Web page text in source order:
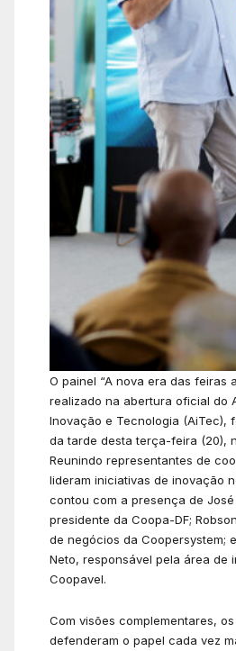
O painel “A nova era das feiras
realizado na abertura oficial do
Inovação e Tecnologia (AiTec),
da tarde desta terça-feira (20),
Reunindo representantes de
lideram iniciativas de inovação
contou com a presença de José
presidente da Coopa-DF;
de negócios da Coopersystem;
Neto, responsável pela área de
Coopavel.
Com visões complementares,
defenderam o papel cada vez